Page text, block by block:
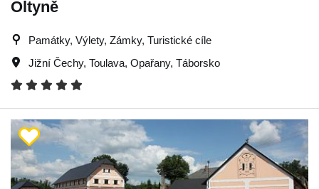
Oltyně
Památky, Výlety, Zámky, Turistické cíle
Jižní Čechy, Toulava, Opařany, Táborsko